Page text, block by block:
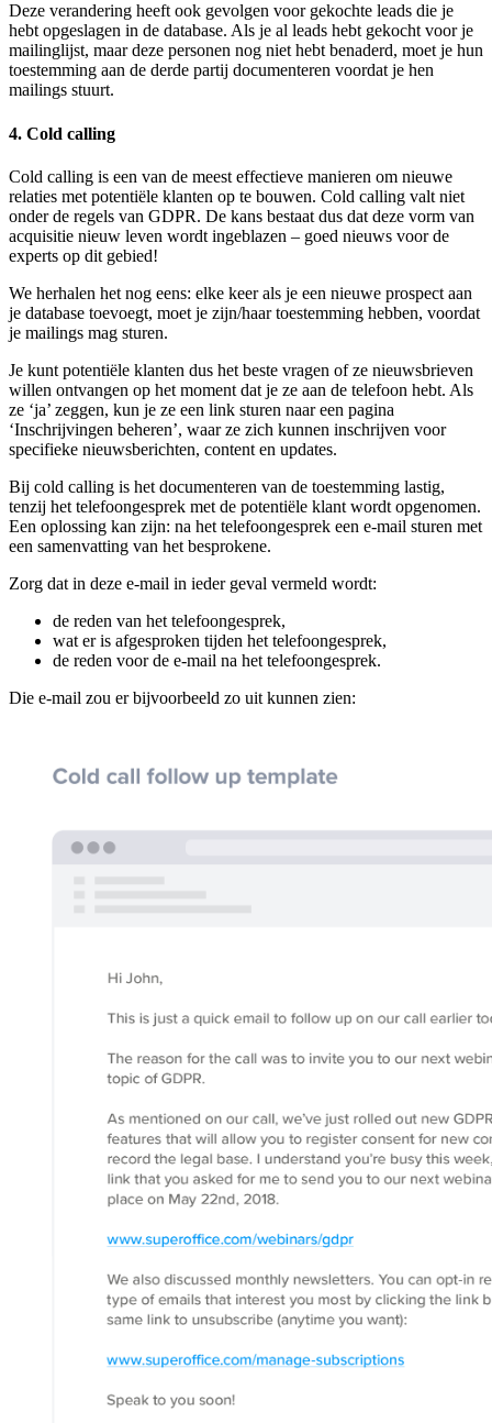
Deze verandering heeft ook gevolgen voor gekochte leads die je
hebt opgeslagen in de database. Als je al leads hebt gekocht voor je
mailinglijst, maar deze personen nog niet hebt benaderd, moet je hun
toestemming aan de derde partij documenteren voordat je hen
mailings stuurt.
4. Cold calling
Cold calling is een van de meest effectieve manieren om nieuwe
relaties met potentiële klanten op te bouwen. Cold calling valt niet
onder de regels van GDPR. De kans bestaat dus dat deze vorm van
acquisitie nieuw leven wordt ingeblazen – goed nieuws voor de
experts op dit gebied!
We herhalen het nog eens: elke keer als je een nieuwe prospect aan
je database toevoegt, moet je zijn/haar toestemming hebben, voordat
je mailings mag sturen.
Je kunt potentiële klanten dus het beste vragen of ze nieuwsbrieven
willen ontvangen op het moment dat je ze aan de telefoon hebt. Als
ze ‘ja’ zeggen, kun je ze een link sturen naar een pagina
‘Inschrijvingen beheren’, waar ze zich kunnen inschrijven voor
specifieke nieuwsberichten, content en updates.
Bij cold calling is het documenteren van de toestemming lastig,
tenzij het telefoongesprek met de potentiële klant wordt opgenomen.
Een oplossing kan zijn: na het telefoongesprek een e-mail sturen met
een samenvatting van het besprokene.
Zorg dat in deze e-mail in ieder geval vermeld wordt:
de reden van het telefoongesprek,
wat er is afgesproken tijden het telefoongesprek,
de reden voor de e-mail na het telefoongesprek.
Die e-mail zou er bijvoorbeeld zo uit kunnen zien: